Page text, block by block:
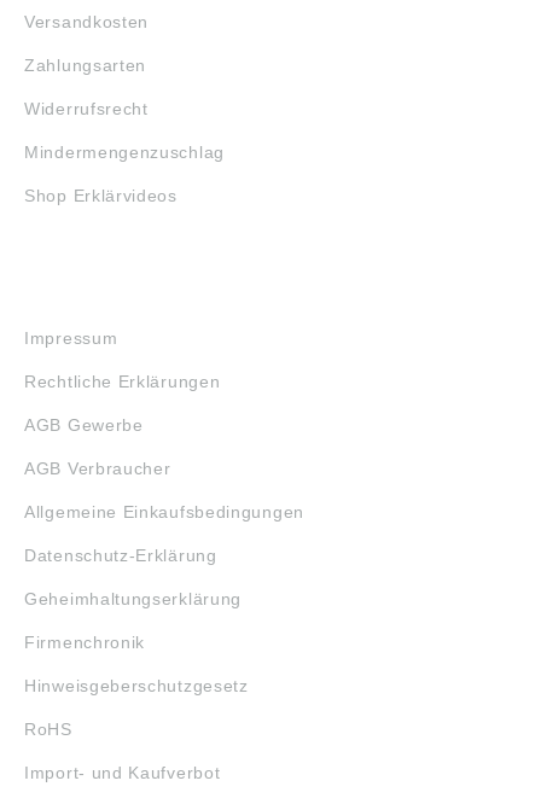
Versandkosten
Zahlungsarten
Widerrufsrecht
Mindermengenzuschlag
Shop Erklärvideos
Impressum
Rechtliche Erklärungen
AGB Gewerbe
AGB Verbraucher
Allgemeine Einkaufsbedingungen
Datenschutz-Erklärung
Geheimhaltungserklärung
Firmenchronik
Hinweisgeberschutzgesetz
RoHS
Import- und Kaufverbot